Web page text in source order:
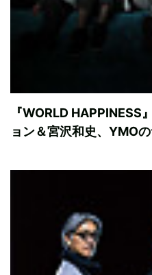
『WORLD HAPPINESS
ョン＆宮沢和史、YMO